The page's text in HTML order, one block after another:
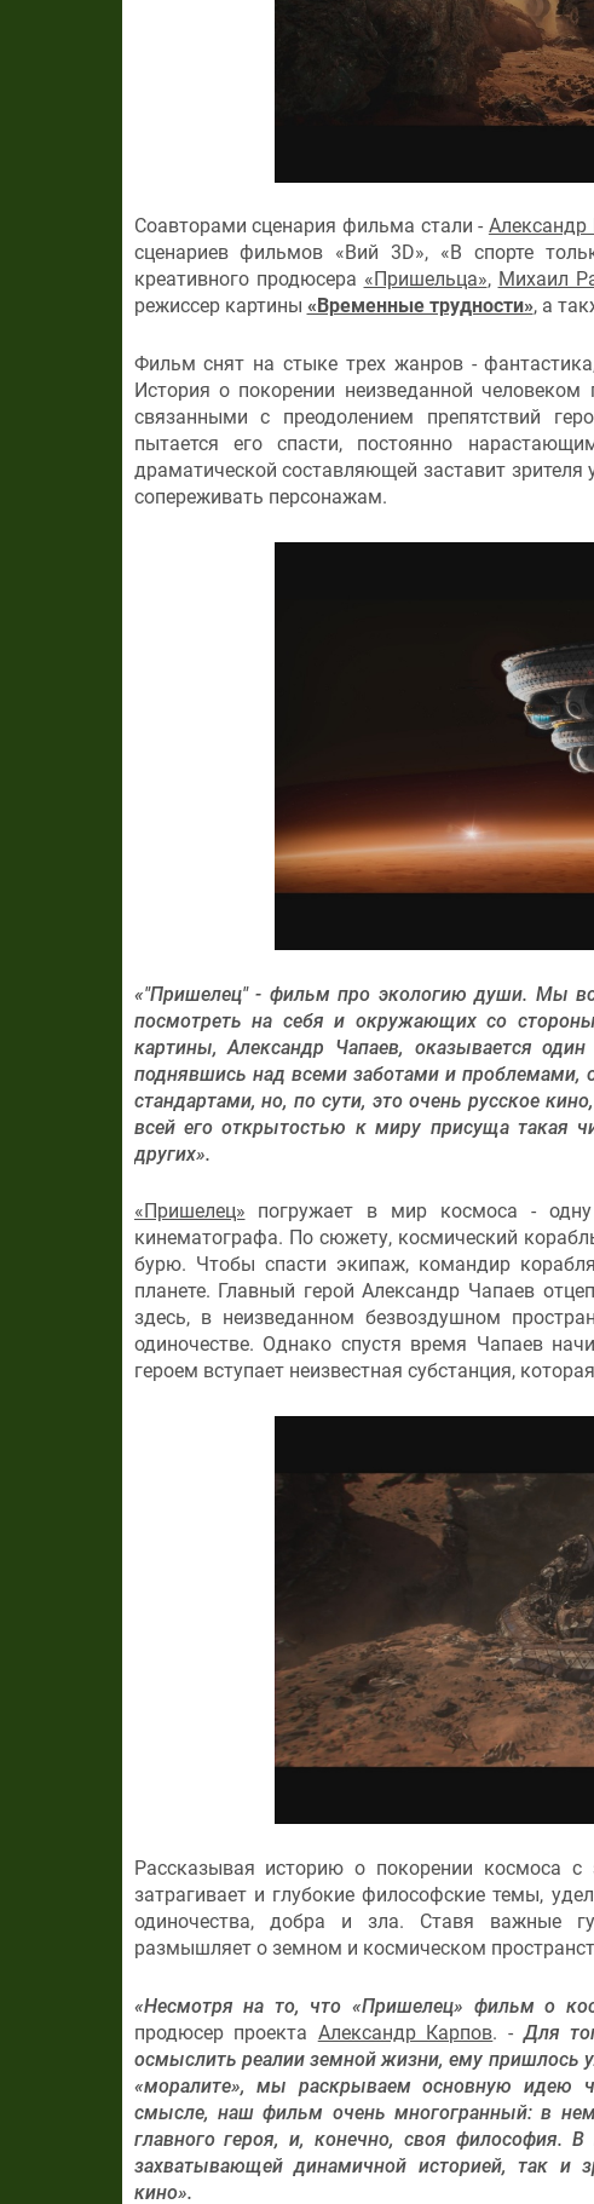
Соавторами сценария фильма стали - Александр
сценариев фильмов «Вий 3D», «В спорте
креативного продюсера «Пришельца», Михаил
режиссер картины «Временные трудности», а
Фильм снят на стыке трех жанров -
История о покорении неизведанной
связанными с преодолением препятствий
пытается его спасти, постоянно
драматической составляющей заставит
сопереживать персонажам.
«"Пришелец" - фильм про экологию души. Мы
посмотреть на себя и окружающих со
картины, Александр Чапаев, оказывается
поднявшись над всеми заботами и проблемами,
стандартами, но, по сути, это очень русское
всей его открытостью к миру присуща такая
других».
«Пришелец» погружает в мир космоса -
кинематографа. По сюжету, космический
бурю. Чтобы спасти экипаж, командир
планете. Главный герой Александр Чапаев
здесь, в неизведанном безвоздушном
одиночестве. Однако спустя время Чапаев
героем вступает неизвестная субстанция,
Рассказывая историю о покорении космоса
затрагивает и глубокие философские темы,
одиночества, добра и зла. Ставя важные
размышляет о земном и космическом
«Несмотря на то, что «Пришелец» фильм о
продюсер проекта Александр Карпов. -Для
осмыслить реалии земной жизни, ему пришлось
«моралите», мы раскрываем основную идею
смысле, наш фильм очень многогранный: в нем
главного героя, и, конечно, своя философия.
захватывающей динамичной историей, так и
кино».